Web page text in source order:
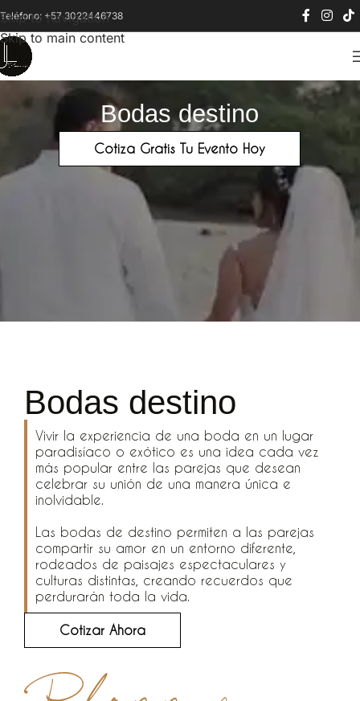
Skip to navigation
Skip to main content
Teléfono: +57 3022446738
Bodas destino
Cotiza Gratis Tu Evento Hoy
Bodas destino
Vivir la experiencia de una boda en un lugar
paradisíaco o exótico es una idea cada vez
más popular entre las parejas que desean
celebrar su unión de una manera única e
inolvidable.
Las bodas de destino permiten a las parejas
compartir su amor en un entorno diferente,
rodeados de paisajes espectaculares y
culturas distintas, creando recuerdos que
perdurarán toda la vida.
Cotizar Ahora